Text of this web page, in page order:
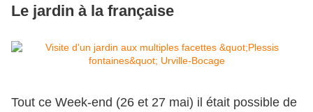
Le jardin à la française
Tout ce Week-end (26 et 27 mai) il était possible de